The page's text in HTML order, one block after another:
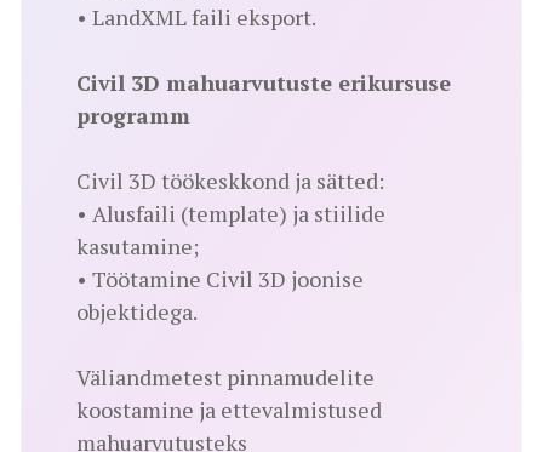
• LandXML faili eksport.
Civil 3D mahuarvutuste erikursuse
programm
Civil 3D töökeskkond ja sätted:
• Alusfaili (template) ja stiilide
kasutamine;
• Töötamine Civil 3D joonise
objektidega.
Väliandmetest pinnamudelite
koostamine ja ettevalmistused
mahuarvutusteks